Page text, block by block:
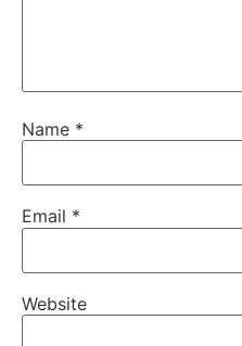
Name *
Email *
Website